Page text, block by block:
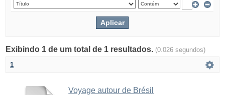
Exibindo 1 de um total de 1 resultados. (0.026 segundos)
1
Voyage autour de Brésil